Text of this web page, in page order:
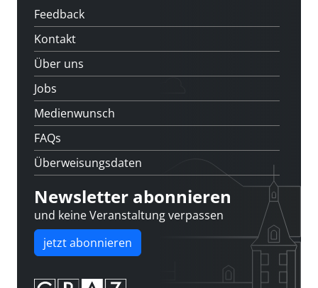
Feedback
Kontakt
Über uns
Jobs
Medienwunsch
FAQs
Überweisungsdaten
Newsletter abonnieren
und keine Veranstaltung verpassen
jetzt abonnieren